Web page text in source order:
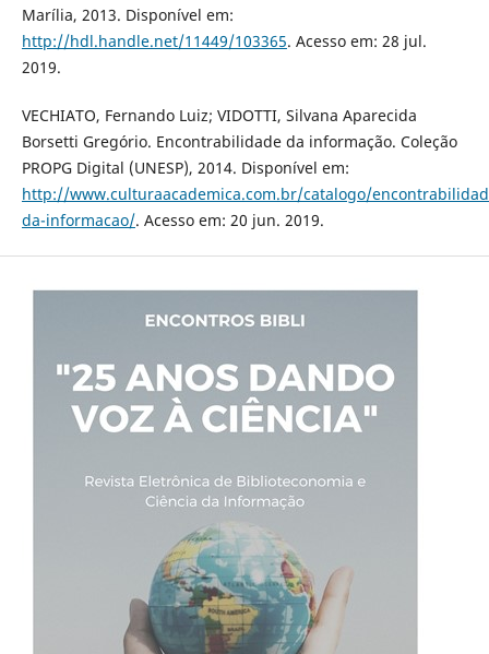
Marília, 2013. Disponível em:
http://hdl.handle.net/11449/103365. Acesso em: 28 jul.
2019.
VECHIATO, Fernando Luiz; VIDOTTI, Silvana Aparecida
Borsetti Gregório. Encontrabilidade da informação. Coleção
PROPG Digital (UNESP), 2014. Disponível em:
http://www.culturaacademica.com.br/catalogo/
da-informacao/. Acesso em: 20 jun. 2019.